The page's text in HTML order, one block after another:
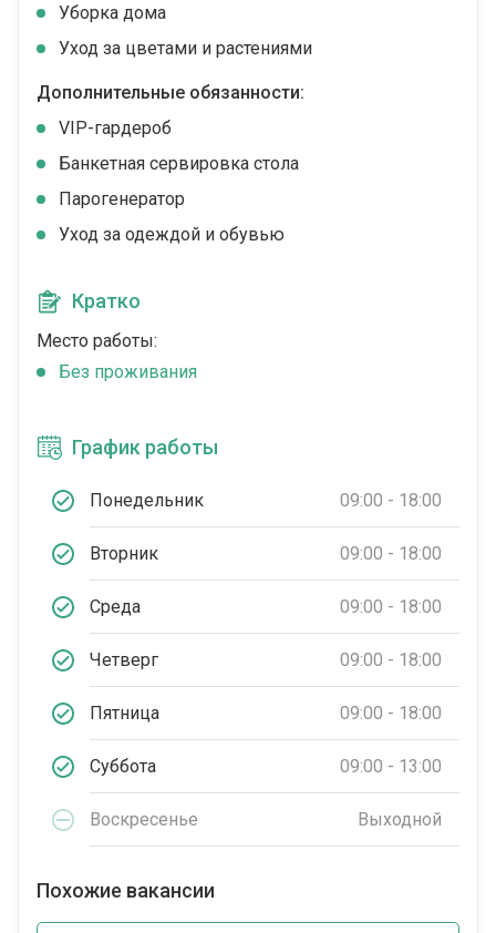
Уборка дома
Уход за цветами и растениями
Дополнительные обязанности:
VIP-гардероб
Банкетная сервировка стола
Парогенератор
Уход за одеждой и обувью
Кратко
Место работы:
Без проживания
График работы
Понедельник 09:00 - 18:00
Вторник 09:00 - 18:00
Среда 09:00 - 18:00
Четверг 09:00 - 18:00
Пятница 09:00 - 18:00
Суббота 09:00 - 13:00
Воскресенье Выходной
Похожие вакансии